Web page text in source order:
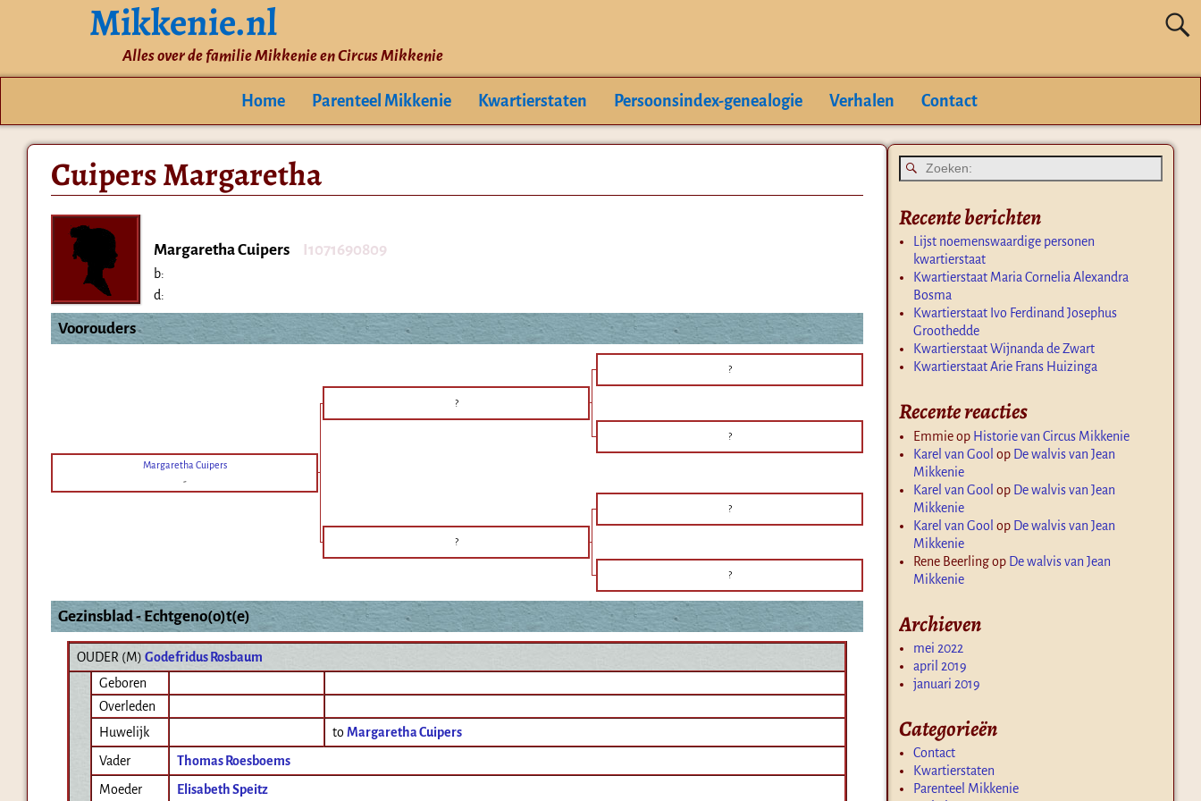
Mikkenie.nl
Alles over de familie Mikkenie en Circus Mikkenie
Home Parenteel Mikkenie Kwartierstaten Persoonsindex-genealogie Verhalen Contact
Cuipers Margaretha
Margaretha Cuipers I1071690809
b:
d:
Voorouders
?
?
?
Margaretha Cuipers
-
?
?
?
Gezinsblad - Echtgeno(o)t(e)
OUDER (M) Godefridus Rosbaum
Geboren
Overleden
Huwelijk
toMargaretha Cuipers
Vader
Thomas Roesboems
Moeder
Elisabeth Speitz
Recente berichten
Lijst noemenswaardige personen
kwartierstaat
Kwartierstaat Maria Cornelia Alexandra
Bosma
Kwartierstaat Ivo Ferdinand Josephus
Groothedde
Kwartierstaat Wijnanda de Zwart
Kwartierstaat Arie Frans Huizinga
Recente reacties
Emmieop Historie van Circus Mikkenie
Karel van Gool op De walvis van Jean
Mikkenie
Karel van Gool op De walvis van Jean
Mikkenie
Karel van Gool op De walvis van Jean
Mikkenie
Rene Beerlingop De walvis van Jean
Mikkenie
Archieven
mei 2022
april 2019
januari 2019
Categorieën
Contact
Kwartierstaten
Parenteel Mikkenie